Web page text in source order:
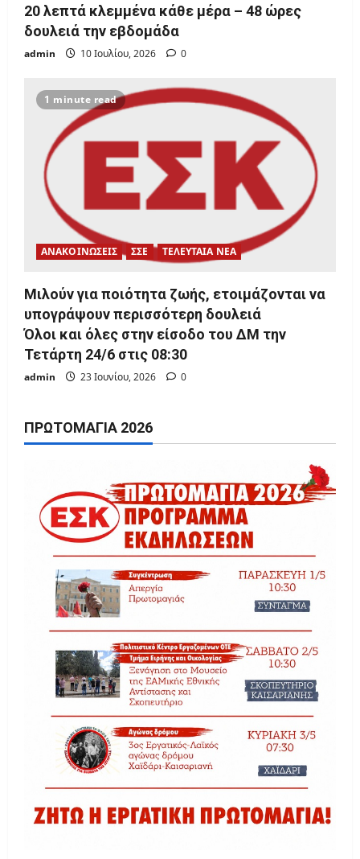
20 λεπτά κλεμμένα κάθε μέρα – 48 ώρες
δουλειά την εβδομάδα
admin 10 Ιουλίου, 2026 0
1 minute read
ΑΝΑΚΟΙΝΩΣΕΙΣ ΣΣΕ ΤΕΛΕΥΤΑΙΑ ΝΕΑ
Μιλούν για ποιότητα ζωής, ετοιμάζονται να
υπογράψουν περισσότερη δουλειά
Όλοι και όλες στην είσοδο του ΔΜ την
Τετάρτη 24/6 στις 08:30
admin 23 Ιουνίου, 2026 0
ΠΡΩΤΟΜΑΓΙΆ 2026